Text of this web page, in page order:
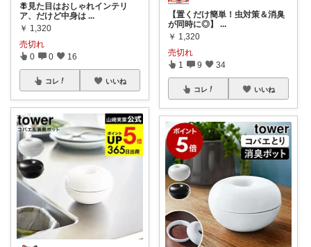
🪰見た目はおしゃれインテリ
ア、だけど中身は ...
￥ 1,320
売切れ
0 0 16
コレ いいね
【置くだけ簡単！虫対策＆消臭
が同時に◎】 ...
￥ 1,320
売切れ
1 9 34
コレ いいね